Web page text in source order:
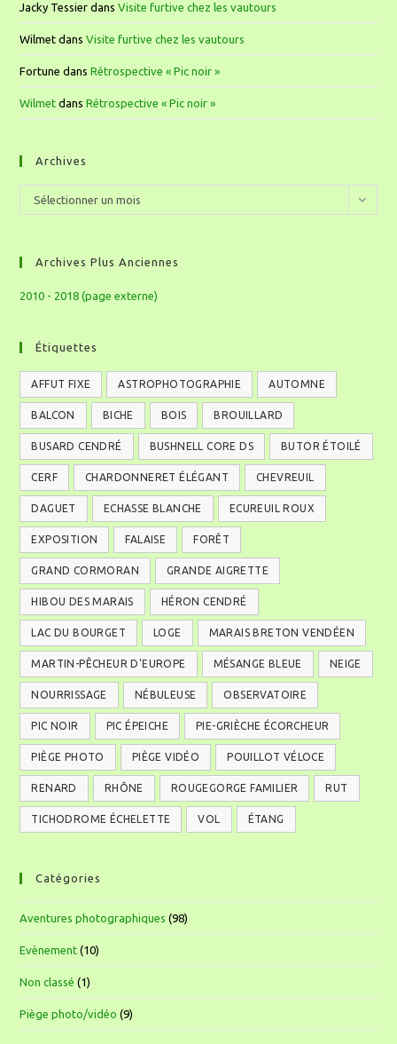
Jacky Tessier dansVisite furtive chez les vautours
Wilmet dansVisite furtive chez les vautours
Fortune dansRétrospective « Pic noir »
Wilmet dansRétrospective « Pic noir »
Archives
Sélectionner un mois
Archives Plus Anciennes
2010 - 2018 (page externe)
Étiquettes
AFFUT FIXE ASTROPHOTOGRAPHIE AUTOMNE
BALCON BICHE BOIS BROUILLARD
BUSARD CENDRÉ BUSHNELL CORE DS BUTOR ÉTOILÉ
CERF CHARDONNERET ÉLÉGANT CHEVREUIL
DAGUET ECHASSE BLANCHE ECUREUIL ROUX
EXPOSITION FALAISE FORÊT
GRAND CORMORAN GRANDE AIGRETTE
HIBOU DES MARAIS HÉRON CENDRÉ
LAC DU BOURGET LOGE MARAIS BRETON VENDÉEN
MARTIN-PÊCHEUR D'EUROPE MÉSANGE BLEUE NEIGE
NOURRISSAGE NÉBULEUSE OBSERVATOIRE
PIC NOIR PIC ÉPEICHE PIE-GRIÈCHE ÉCORCHEUR
PIÈGE PHOTO PIÈGE VIDÉO POUILLOT VÉLOCE
RENARD RHÔNE ROUGEGORGE FAMILIER RUT
TICHODROME ÉCHELETTE VOL ÉTANG
Catégories
Aventures photographiques (98)
Evènement (10)
Non classé (1)
Piège photo/vidéo (9)